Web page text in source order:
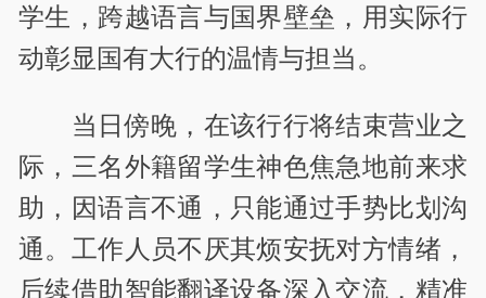
学生，跨越语言与国界壁垒，用实际行
动彰显国有大行的温情与担当。
当日傍晚，在该行行将结束营业之
际，三名外籍留学生神色焦急地前来求
助，因语言不通，只能通过手势比划沟
通。工作人员不厌其烦安抚对方情绪，
后续借助智能翻译设备深入交流，精准